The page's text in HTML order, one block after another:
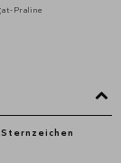
Praline